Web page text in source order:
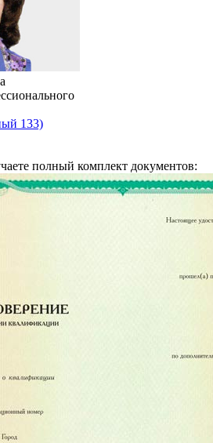
133)
полный комплект документов: